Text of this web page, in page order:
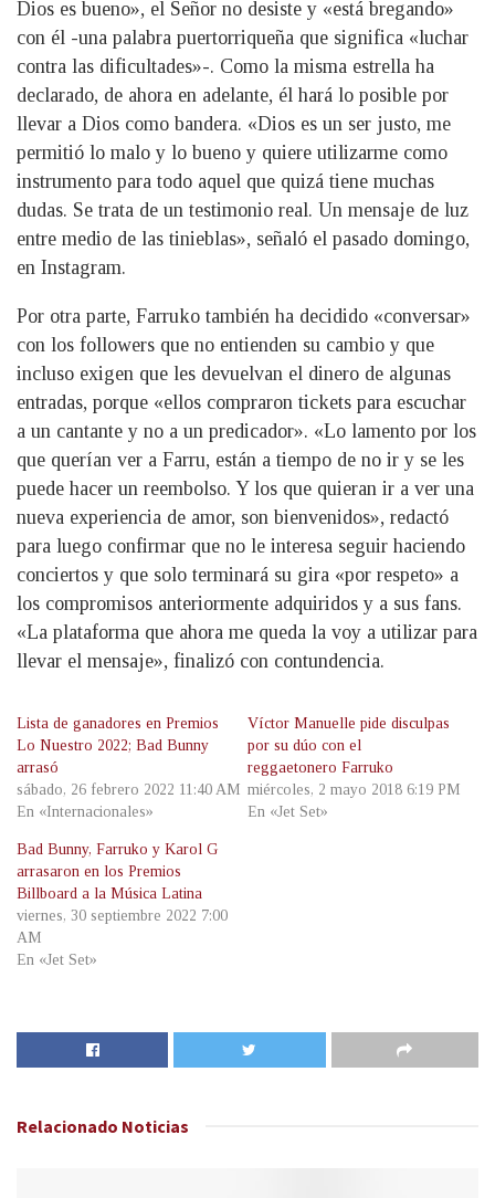
Dios es bueno», el Señor no desiste y «está bregando»
con él -una palabra puertorriqueña que significa «luchar
contra las dificultades»-. Como la misma estrella ha
declarado, de ahora en adelante, él hará lo posible por
llevar a Dios como bandera. «Dios es un ser justo, me
permitió lo malo y lo bueno y quiere utilizarme como
instrumento para todo aquel que quizá tiene muchas
dudas. Se trata de un testimonio real. Un mensaje de luz
entre medio de las tinieblas», señaló el pasado domingo,
en Instagram.
Por otra parte, Farruko también ha decidido «conversar»
con los followers que no entienden su cambio y que
incluso exigen que les devuelvan el dinero de algunas
entradas, porque «ellos compraron tickets para escuchar
a un cantante y no a un predicador». «Lo lamento por los
que querían ver a Farru, están a tiempo de no ir y se les
puede hacer un reembolso. Y los que quieran ir a ver una
nueva experiencia de amor, son bienvenidos», redactó
para luego confirmar que no le interesa seguir haciendo
conciertos y que solo terminará su gira «por respeto» a
los compromisos anteriormente adquiridos y a sus fans.
«La plataforma que ahora me queda la voy a utilizar para
llevar el mensaje», finalizó con contundencia.
Lista de ganadores en Premios
Lo Nuestro 2022; Bad Bunny
arrasó
sábado, 26 febrero 2022 11:40 AM
En «Internacionales»
Víctor Manuelle pide disculpas
por su dúo con el
reggaetonero Farruko
miércoles, 2 mayo 2018 6:19 PM
En «Jet Set»
Bad Bunny, Farruko y Karol G
arrasaron en los Premios
Billboard a la Música Latina
viernes, 30 septiembre 2022 7:00
AM
En «Jet Set»
Relacionado Noticias